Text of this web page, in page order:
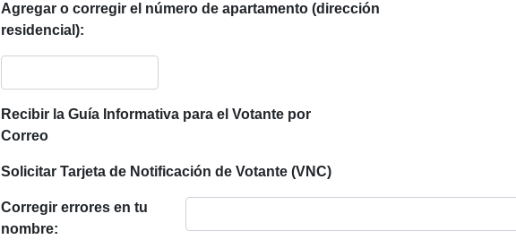
Agregar o corregir el número de apartamento (dirección
residencial):
Recibir la Guía Informativa para el Votante por
Correo
Solicitar Tarjeta de Notificación de Votante (VNC)
Corregir errores en tu
nombre: